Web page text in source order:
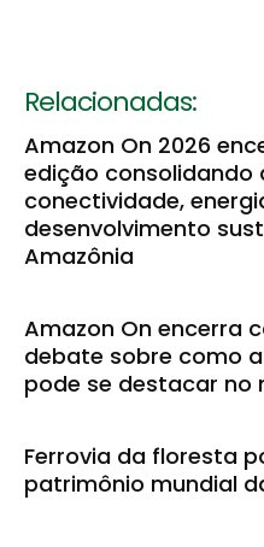
Relacionadas:
Amazon On 2026
edição consolidando
conectividade,
desenvolvimento
Amazônia
Amazon On encerra
debate sobre como
pode se destacar no
Ferrovia da floresta
patrimônio mundial